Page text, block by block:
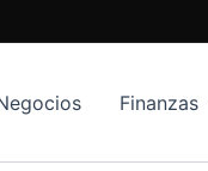
Finanzas